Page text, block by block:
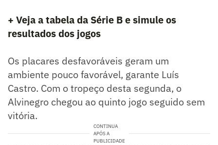
+ Veja a tabela da Série B e simule os
resultados dos jogos
Os placares desfavoráveis geram um
ambiente pouco favorável, garante Luís
Castro. Com o tropeço desta segunda, o
Alvinegro chegou ao quinto jogo seguido sem
vitória.
CONTINUA
APÓS A
PUBLICIDADE